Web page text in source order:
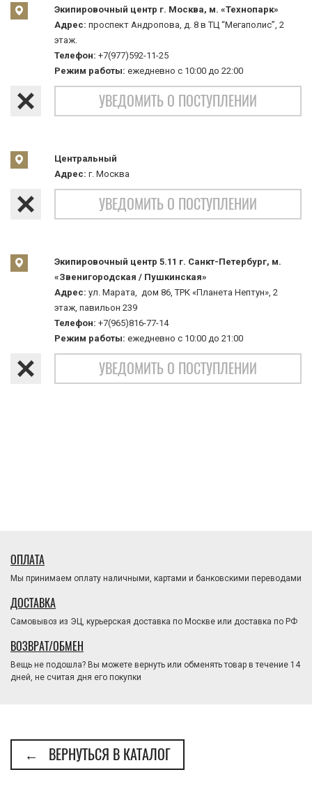
Экипировочный центр г. Москва, м. «Технопарк»
Адрес: проспект Андропова, д. 8 в ТЦ “Мегаполис”, 2
этаж.
Телефон: +7(977)592-11-25
Режим работы: ежедневно с 10:00 до 22:00
УВЕДОМИТЬ О ПОСТУПЛЕНИИ
Центральный
Адрес: г. Москва
УВЕДОМИТЬ О ПОСТУПЛЕНИИ
Экипировочный центр 5.11 г. Санкт-Петербург, м.
«Звенигородская / Пушкинская»
Адрес: ул. Марата, дом 86, ТРК «Планета Нептун», 2
этаж, павильон 239
Телефон: +7(965)816-77-14
Режим работы: ежедневно с 10:00 до 21:00
УВЕДОМИТЬ О ПОСТУПЛЕНИИ
ОПЛАТА
Мы принимаем оплату наличными, картами и банковскими переводами
ДОСТАВКА
Самовывоз из ЭЦ, курьерская доставка по Москве или доставка по РФ
ВОЗВРАТ/ОБМЕН
Вещь не подошла? Вы можете вернуть или обменять товар в течение 14
дней, не считая дня его покупки
← ВЕРНУТЬСЯ В КАТАЛОГ